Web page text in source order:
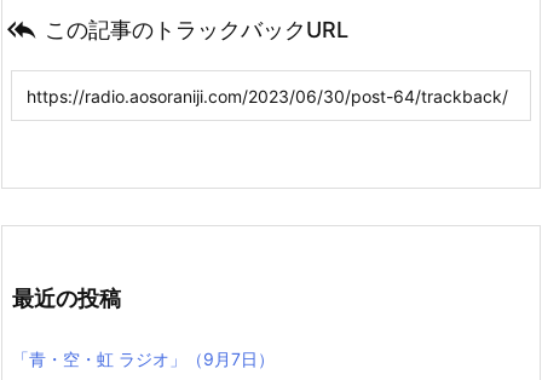
 この記事のトラックバックURL
最近の投稿
「青・空・虹 ラジオ」（9月7日）